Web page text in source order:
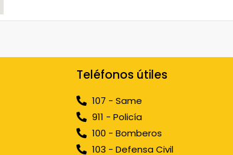
Teléfonos útiles
107 - Same
911 - Policía
100 - Bomberos
103 - Defensa Civil